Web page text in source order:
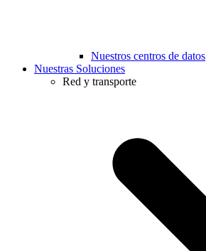
Nuestros centros de datos
Nuestras Soluciones
Red y transporte